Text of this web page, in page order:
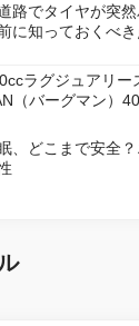
路でタイヤが突
に知っておくべ
ラグジュアリー
（バーグマン）
日に発売
、どこまで安全